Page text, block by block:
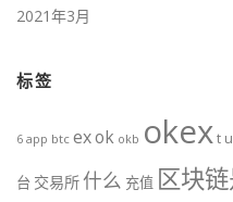
2021年3月
标签
6 app btc exok okb okext
台 交易所 什么 充值 区块